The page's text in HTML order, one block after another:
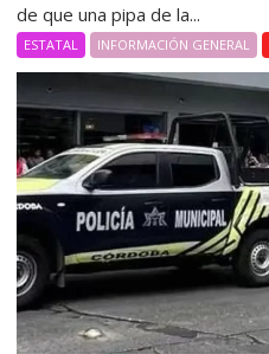
de que una pipa de la...
ESTATAL INFORMACIÓN GENERAL